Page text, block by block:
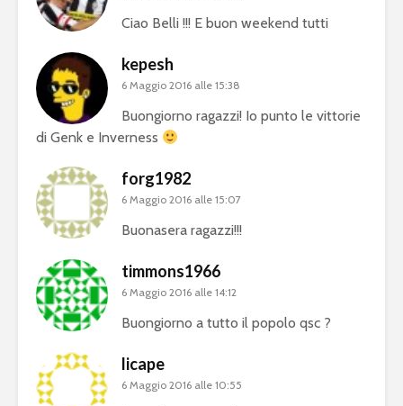
Ciao Belli !!! E buon weekend tutti
kepesh
6 Maggio 2016 alle 15:38
Buongiorno ragazzi! Io punto le vittorie
di Genk e Inverness
forg1982
6 Maggio 2016 alle 15:07
Buonasera ragazzi!!!
timmons1966
6 Maggio 2016 alle 14:12
Buongiorno a tutto il popolo qsc ?
licape
6 Maggio 2016 alle 10:55